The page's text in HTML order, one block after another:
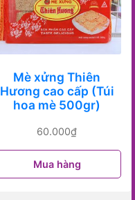
Mè xửng Thiên
Hương cao cấp (Túi
hoa mè 500gr)
60.000₫
Mua hàng